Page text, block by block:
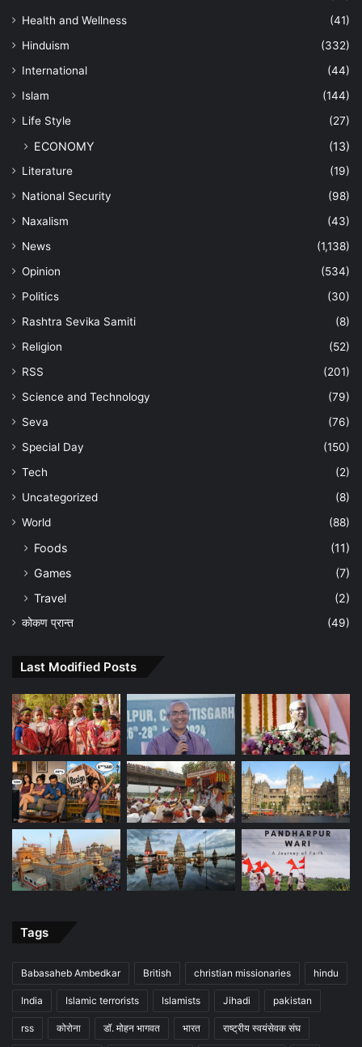
Health and Wellness
(41)
Hinduism
(332)
International
(44)
Islam
(144)
Life Style
(27)
ECONOMY (13)
Literature
(19)
National Security
(98)
Naxalism
(43)
News
(1,138)
Opinion
(534)
Politics
(30)
Rashtra Sevika Samiti
(8)
Religion
(52)
RSS
(201)
Science and Technology
(79)
Seva
(76)
Special Day
(150)
Tech
(2)
Uncategorized
(8)
World
(88)
Foods
(11)
Games
(7)
Travel
(2)
कोकण प्रान्त (49)
Last Modified Posts
Tags
Babasaheb Ambedkar British christian missionaries hindu
India Islamic terrorists Islamists Jihadi pakistan
rss कोरोना डॉ. मोहन भागवत भारत राष्ट्रीय स्वयंसेवक संघ